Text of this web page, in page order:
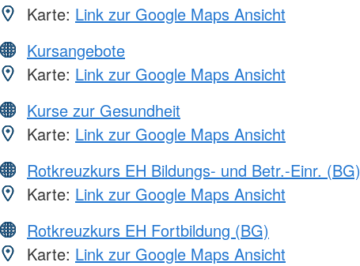
Karte: Link zur Google Maps Ansicht
Kursangebote
Karte: Link zur Google Maps Ansicht
Kurse zur Gesundheit
Karte: Link zur Google Maps Ansicht
Rotkreuzkurs EH Bildungs- und Betr.-Einr. (BG)
Karte: Link zur Google Maps Ansicht
Rotkreuzkurs EH Fortbildung (BG)
Karte: Link zur Google Maps Ansicht